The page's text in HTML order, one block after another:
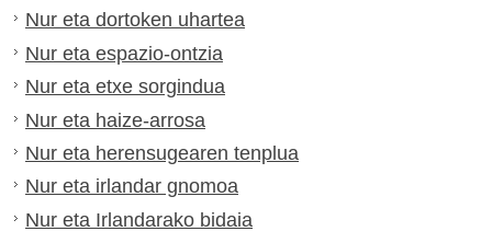
Nur eta dortoken uhartea
Nur eta espazio-ontzia
Nur eta etxe sorgindua
Nur eta haize-arrosa
Nur eta herensugearen tenplua
Nur eta irlandar gnomoa
Nur eta Irlandarako bidaia